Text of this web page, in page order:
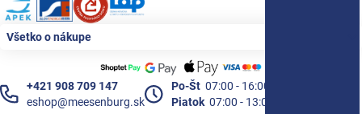
Všetko o nákupe
+421 908 709 147
eshop@meesenburg.sk
Po-Št 07:00 - 16:00
Piatok 07:00 - 13:00